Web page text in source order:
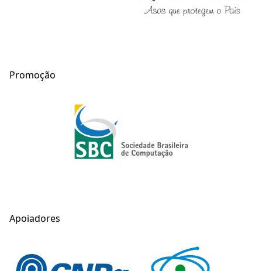
Promoção
Apoiadores